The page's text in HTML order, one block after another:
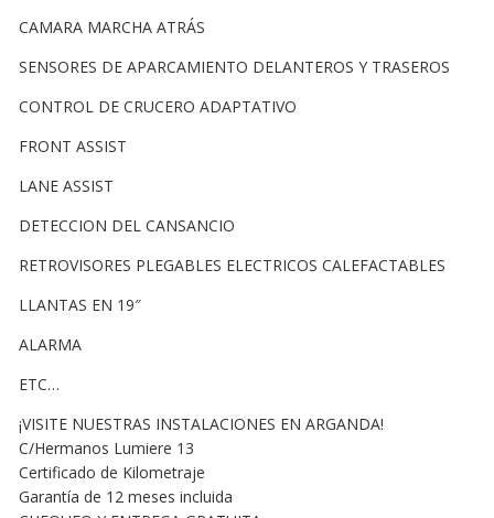
CAMARA MARCHA ATRÁS
SENSORES DE APARCAMIENTO DELANTEROS Y TRASEROS
CONTROL DE CRUCERO ADAPTATIVO
FRONT ASSIST
LANE ASSIST
DETECCION DEL CANSANCIO
RETROVISORES PLEGABLES ELECTRICOS CALEFACTABLES
LLANTAS EN 19″
ALARMA
ETC…
¡VISITE NUESTRAS INSTALACIONES EN ARGANDA!
C/Hermanos Lumiere 13
Certificado de Kilometraje
Garantía de 12 meses incluida